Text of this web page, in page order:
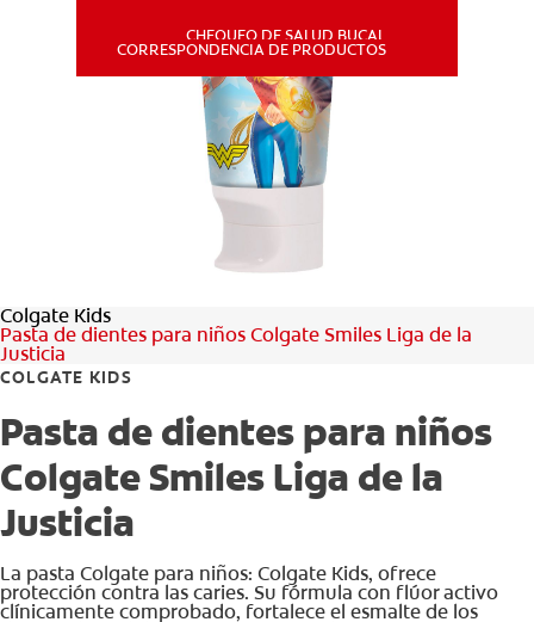
CHEQUEO DE SALUD BUCAL
CORRESPONDENCIA DE PRODUCTOS
CHEQUEO DE SALUD BUCAL
CORRESPONDENCIA DE PRODUCTOS
Colgate Kids
Pasta de dientes para niños Colgate Smiles Liga de la
Justicia
COLGATE KIDS
Pasta de dientes para niños
Colgate Smiles Liga de la
Justicia
La pasta Colgate para niños: Colgate Kids, ofrece
protección contra las caries. Su fórmula con flúor activo
clínicamente comprobado, fortalece el esmalte de los